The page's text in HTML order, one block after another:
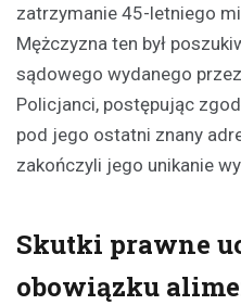
zatrzymanie 45-letniego
Mężczyzna ten był
sądowego wydanego
Policjanci, postępując
pod jego ostatni znany
zakończyli jego unikanie
Skutki prawne
obowiązku